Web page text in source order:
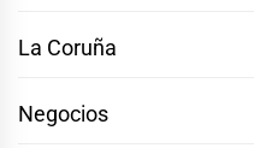
La Coruña
Negocios